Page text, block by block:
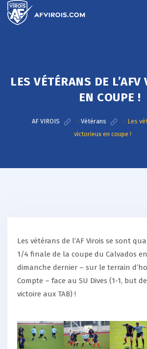
LES VÉTÉRANS DE L’AFV
EN COUPE !
AF VIROIS > Vétérans > Les
victorieux en coupe !
Les vétérans de l’AF Virois se sont
1/4 finale de la coupe du Calvados
dimanche dernier – sur le terrain
Compte – face au SU Dives (1-1, but
victoire aux TAB) !